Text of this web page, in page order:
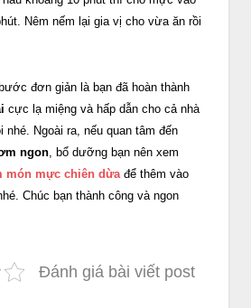
Nêm nếm lại gia vị cho vừa ăn rồi
đơn giản là bạn đã hoàn thành
cực lạ miệng và hấp dẫn cho cả nhà
Ngoài ra, nếu quan tâm đến
ngon , bổ dưỡng bạn nên xem
món mực chiên dừa để thêm vào
Chúc bạn thành công và ngon
Đánh giá bài viết post